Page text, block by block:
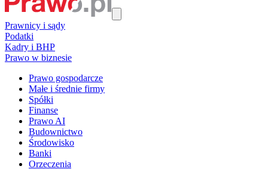
Prawnicy i sądy
Podatki
Kadry i BHP
Prawo w biznesie
Prawo gospodarcze
Małe i średnie firmy
Spółki
Finanse
Prawo AI
Budownictwo
Środowisko
Banki
Orzeczenia